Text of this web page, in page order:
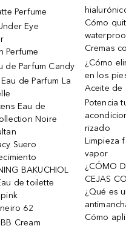
Perfume
Eye
Perfume
de Parfum Candy
de Parfum La
Eau de
Noire
Suero
BAKUCHIOL
de toilette
62
Cream
Cómo
Cremas
¿Cómo
en los
Aceite de
Potencia
rizado
Limpieza
vapor
¿CÓMO
CEJAS
¿Qué es
Cómo